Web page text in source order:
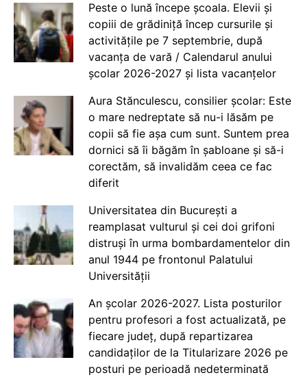
Peste o lună începe școala. Elevii și
copiii de grădiniță încep cursurile și
activitățile pe 7 septembrie, după
vacanța de vară / Calendarul anului
școlar 2026-2027 și lista vacanțelor
Aura Stănculescu, consilier școlar: Este
o mare nedreptate să nu-i lăsăm pe
copii să fie așa cum sunt. Suntem prea
dornici să îi băgăm în șabloane și să-i
corectăm, să invalidăm ceea ce fac
diferit
Universitatea din București a
reamplasat vulturul și cei doi grifoni
distruși în urma bombardamentelor din
anul 1944 pe frontonul Palatului
Universității
An școlar 2026-2027. Lista posturilor
pentru profesori a fost actualizată, pe
fiecare județ, după repartizarea
candidaților de la Titularizare 2026 pe
posturi pe perioadă nedeterminată